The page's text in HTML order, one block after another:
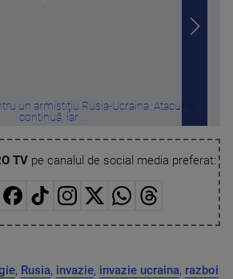
un armistiţiu Rusia-Ucraina. Atacurile
continuă, iar ...
TVpe canalul de social media preferat:
, Rusia, invazie, invazie ucraina, razboi